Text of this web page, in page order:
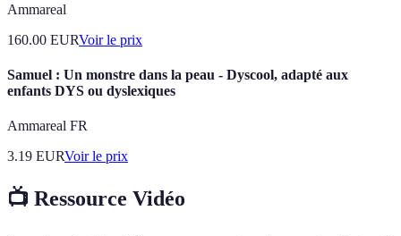
Ammareal
160.00 EURVoir le prix
Samuel : Un monstre dans la peau - Dyscool, adapté aux
enfants DYS ou dyslexiques
Ammareal FR
3.19 EURVoir le prix
📺 Ressource Vidéo